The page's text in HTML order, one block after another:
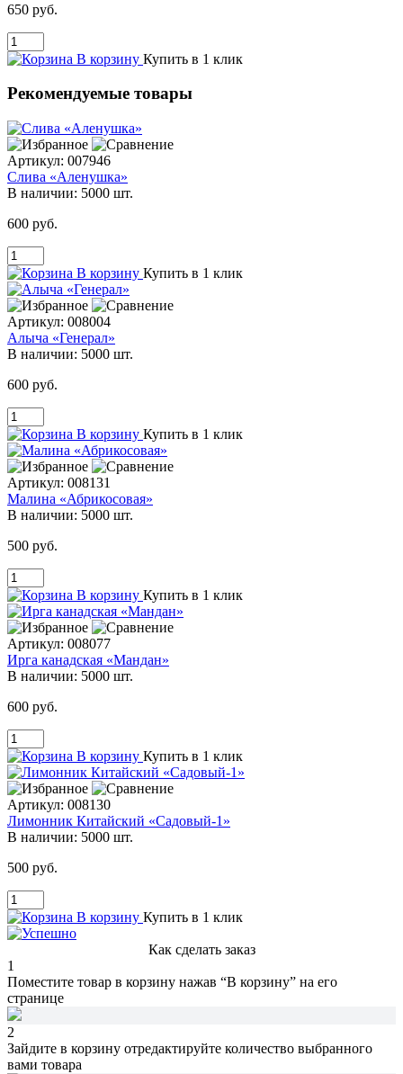
650 руб.
В корзину Купить в 1 клик
Рекомендуемые товары
Артикул: 007946
Слива «Аленушка»
В наличии: 5000 шт.
600 руб.
В корзину Купить в 1 клик
Артикул: 008004
Алыча «Генерал»
В наличии: 5000 шт.
600 руб.
В корзину Купить в 1 клик
Артикул: 008131
Малина «Абрикосовая»
В наличии: 5000 шт.
500 руб.
В корзину Купить в 1 клик
Артикул: 008077
Ирга канадская «Мандан»
В наличии: 5000 шт.
600 руб.
В корзину Купить в 1 клик
Артикул: 008130
Лимонник Китайский «Садовый-1»
В наличии: 5000 шт.
500 руб.
В корзину Купить в 1 клик
Как сделать заказ
1
Поместите товар в корзину нажав “В корзину” на его
странице
2
Зайдите в корзину отредактируйте количество выбранного
вами товара